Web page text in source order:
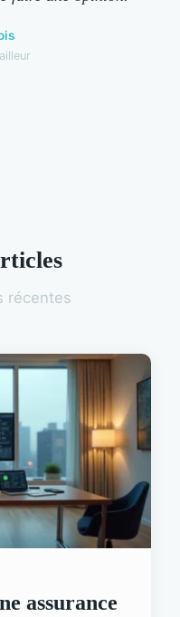
récentes
assurance